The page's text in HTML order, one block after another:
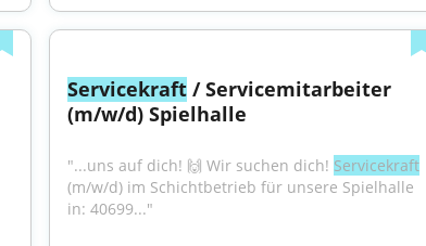
Servicekraft / Servicemitarbeiter
(m/w/d) Spielhalle
"...uns auf dich! 🙌 Wir suchen dich! Servicekraft
(m/w/d) im Schichtbetrieb für unsere Spielhalle
in: 40699..."